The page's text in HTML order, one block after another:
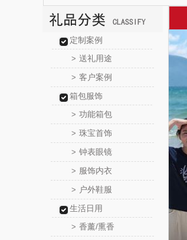
定制案例
> 送礼用途
> 客户案例
箱包服饰
> 功能箱包
> 珠宝首饰
> 钟表眼镜
> 服饰内衣
> 户外鞋服
生活日用
> 香薰/熏香